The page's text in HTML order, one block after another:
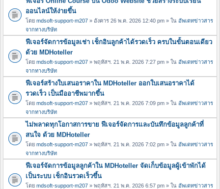
ออนไลน์ให้ง่ายขึ้น
โดย mdsoft-support-m207 » อังคาร 26 พ.ค. 2026 12:40 pm » ใน อัพเดทข่าวสาร
จากทางบริษัท
ฟีเจอร์จัดการข้อมูลเช่า เช็กอินลูกค้าได้รวดเร็ว ครบในขั้นตอนเดียว
ด้วย MDHoteller
โดย mdsoft-support-m207 » พฤหัสฯ. 21 พ.ค. 2026 7:27 pm » ใน อัพเดทข่าวสาร
จากทางบริษัท
ฟีเจอร์สร้างใบเสนอราคาใน MDHoteller ออกใบเสนอราคาได้
รวดเร็ว เป็นมืออาชีพมากขึ้น
โดย mdsoft-support-m207 » พฤหัสฯ. 21 พ.ค. 2026 7:09 pm » ใน อัพเดทข่าวสาร
จากทางบริษัท
ไม่พลาดทุกโอกาสการขาย ฟีเจอร์จัดการและบันทึกข้อมูลลูกค้าที่
สนใจ ด้วย MDHoteller
โดย mdsoft-support-m207 » พฤหัสฯ. 21 พ.ค. 2026 7:02 pm » ใน อัพเดทข่าวสาร
จากทางบริษัท
ฟีเจอร์จัดการข้อมูลลูกค้าใน MDHoteller จัดเก็บข้อมูลผู้เข้าพักได้
เป็นระบบ เช็กอินรวดเร็วขึ้น
โดย mdsoft-support-m207 » พฤหัสฯ. 21 พ.ค. 2026 6:57 pm » ใน อัพเดทข่าวสาร